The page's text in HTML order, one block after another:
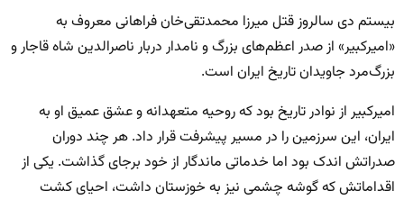
بیستم دی سالروز قتل میرزا محمدتقی‌خان فراهانی معروف به
«امیرکبیر» از صدر اعظم‌های بزرگ و نامدار دربار ناصرالدین شاه قاجار و
بزرگ‌مرد جاویدان تاریخ ایران است.
امیرکبیر از نوادر تاریخ بود که روحیه متعهدانه و عشق عمیق او به
ایران، این سرزمین را در مسیر پیشرفت قرار داد. هر چند دوران
صدراتش اندک بود اما خدماتی ماندگار از خود برجای گذاشت. یکی از
اقداماتش که گوشه چشمی نیز به خوزستان داشت، احیای کشت